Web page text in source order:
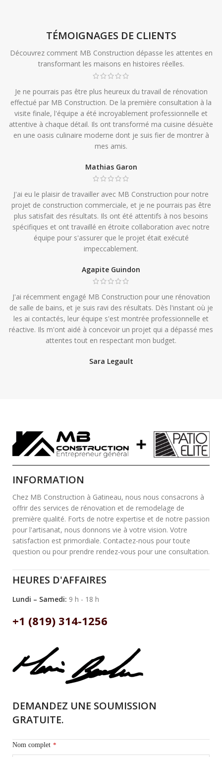
TÉMOIGNAGES DE CLIENTS
Découvrez comment MB Construction dépasse les attentes en
transformant les maisons en histoires réelles.
Je ne pourrais pas être plus heureux du travail de rénovation
effectué par MB Construction. De la première consultation à la
visite finale, l'équipe a été incroyablement professionnelle et
attentive à chaque détail. Ils ont transformé ma cuisine désuète
en une oasis culinaire moderne dont je suis fier de montrer à
mes amis.
Mathias Garon
J'ai eu le plaisir de travailler avec MB Construction pour notre
projet de construction commerciale, et je ne pourrais pas être
plus satisfait des résultats. Ils ont été attentifs à nos besoins
spécifiques et ont travaillé en étroite collaboration avec notre
équipe pour s'assurer que le projet était exécuté
impeccablement.
Agapite Guindon
J'ai récemment engagé MB Construction pour une rénovation
de salle de bains, et je suis ravi des résultats. Dès l'instant où je
les ai contactés, leur équipe s'est montrée professionnelle et
réactive. Ils m'ont aidé à concevoir un projet qui a dépassé mes
attentes tout en respectant mon budget.
Sara Legault
INFORMATION
Chez MB Construction à Gatineau, nous nous consacrons à
offrir des services de rénovation et de remodelage de
première qualité. Forts de notre expertise et de notre passion
pour l'artisanat, nous donnons vie à votre vision. Votre
satisfaction est primordiale. Contactez-nous pour toute
question ou pour prendre rendez-vous pour une consultation.
HEURES D'AFFAIRES
Lundi – Samedi: 9 h - 18 h
+1 (819) 314-1256
DEMANDEZ UNE SOUMISSION
GRATUITE.
Nom complet *